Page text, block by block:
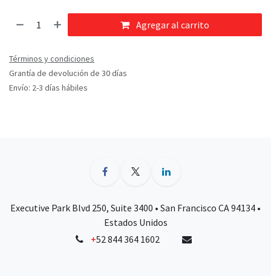
Agregar al carrito
Términos y condiciones
Grantía de devolución de 30 días
Envío: 2-3 días hábiles
Executive Park Blvd 250, Suite 3400 • San Francisco CA 94134 •
Estados Unidos
+52 844 364 1602